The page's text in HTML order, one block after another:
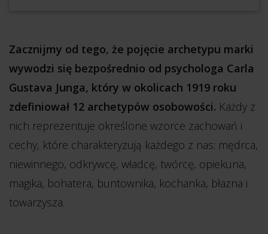
Zacznijmy od tego, że pojęcie archetypu marki
wywodzi się bezpośrednio od psychologa Carla
Gustava Junga, który w okolicach 1919 roku
zdefiniował 12 archetypów osobowości. Każdy z
nich reprezentuje określone wzorce zachowań i
cechy, które charakteryzują każdego z nas: mędrca,
niewinnego, odkrywcę, władcę, twórcę, opiekuna,
magika, bohatera, buntownika, kochanka, błazna i
towarzysza.